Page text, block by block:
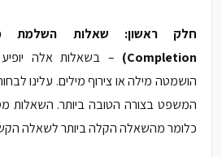
חלק ראשון: שאלות השלמת
Completion
) – בשאלות אלה
הושמטה מילה או צירוף מילים. עלינו
המשפט בצורה הטובה ביותר. השאלות
כלומר מהשאלה הקלה ביותר לשאלה